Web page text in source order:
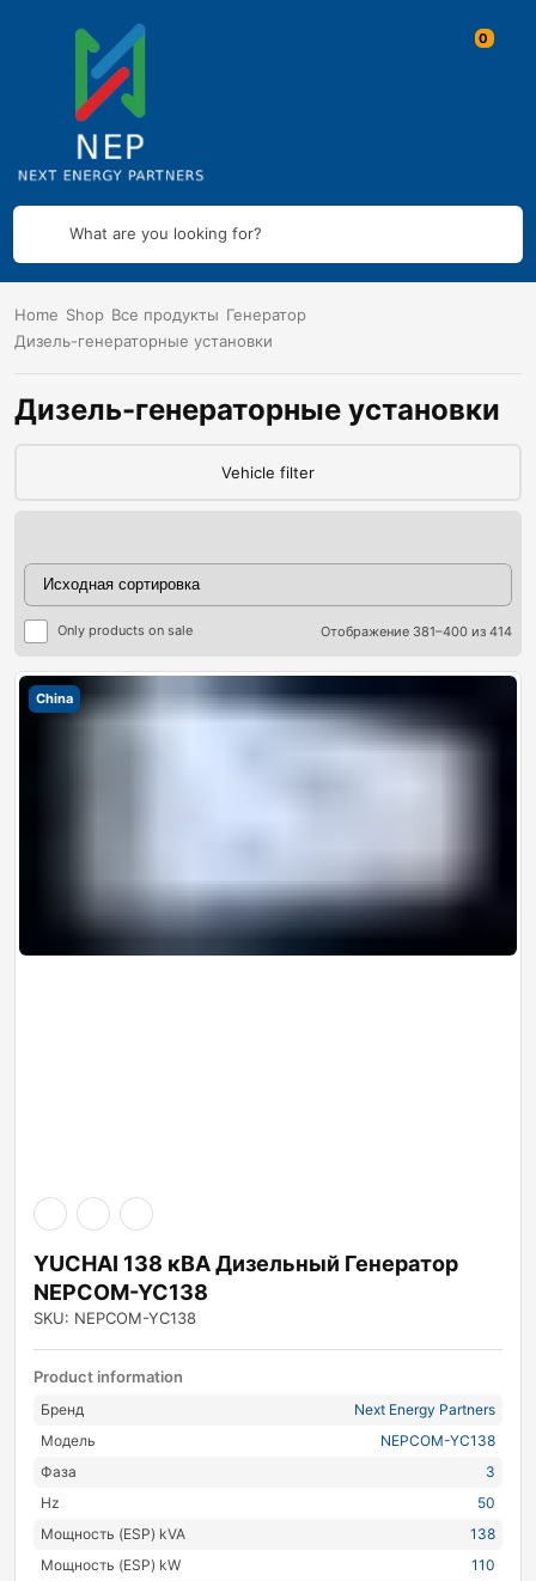
What are you looking for?
Home Shop Все продукты Генератор
Дизель-генераторные установки
Дизель-генераторные установки
Vehicle filter
Only products on sale Отображение 381–400 из 414
China
YUCHAI 138 кВА Дизельный Генератор
NEPCOM-YC138
SKU: NEPCOM-YC138
Product information
Бренд
Next Energy Partners
Модель
NEPCOM-YC138
Фаза
3
Hz
50
Мощность (ESP) kVA
138
Мощность (ESP) kW
110